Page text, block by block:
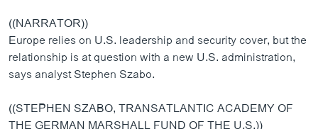
((NARRATOR))
Europe relies on U.S. leadership and security cover, but the
relationship is at question with a new U.S. administration,
says analyst Stephen Szabo.
((STEPHEN SZABO, TRANSATLANTIC ACADEMY OF